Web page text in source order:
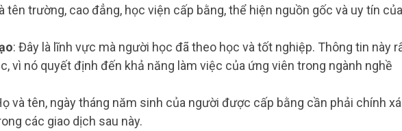
tên trường, cao đẳng, học viện cấp bằng, thể hiện nguồn gốc và uy tín của
: Đây là lĩnh vực mà người học đã theo học và tốt nghiệp. Thông tin này
vì nó quyết định đến khả năng làm việc của ứng viên trong ngành nghề
và tên, ngày tháng năm sinh của người được cấp bằng cần phải chính
các giao dịch sau này.